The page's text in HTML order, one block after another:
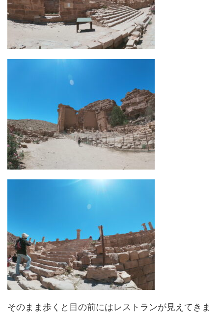
そのまま歩くと目の前にはレストランが見えてきま